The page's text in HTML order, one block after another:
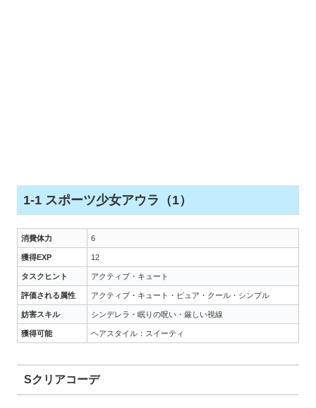
1-1 スポーツ少女アウラ（1）
消費体力 6
獲得EXP 12
タスクヒント アクティブ・キュート
評価される属性 アクティブ・キュート・ピュア・クール・シンプル
妨害スキル シンデレラ・眠りの呪い・厳しい視線
獲得可能 ヘアスタイル：スイーティ
Sクリアコーデ